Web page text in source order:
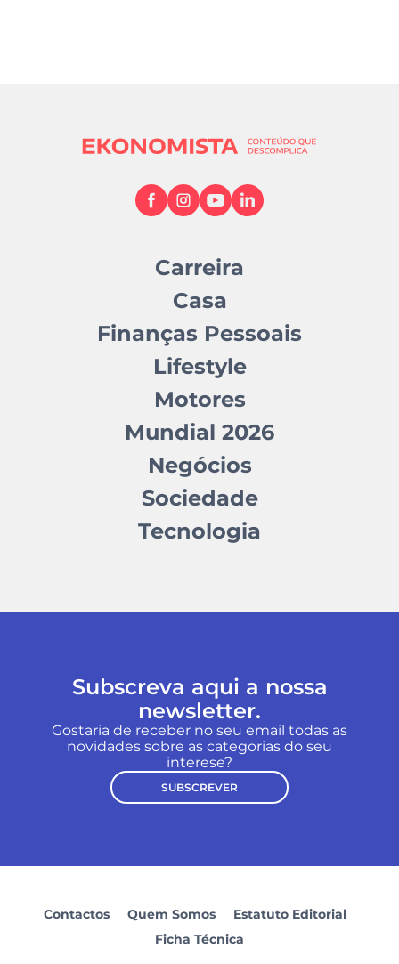
Carreira
Casa
Finanças Pessoais
Lifestyle
Motores
Mundial 2026
Negócios
Sociedade
Tecnologia
Subscreva aqui a nossa
newsletter.
Gostaria de receber no seu email todas as
novidades sobre as categorias do seu
interese?
SUBSCREVER
Contactos Quem Somos
Estatuto Editorial
Ficha Técnica